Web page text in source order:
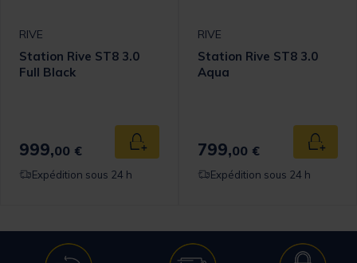
panier
RIVE
Station Rive ST8 3.0
Full Black
999,00 € Ajouter au panier
Expédition sous 24 h
RIVE
Station Rive ST8 3.0
Aqua
799,00 €
Expédition sous 24 h